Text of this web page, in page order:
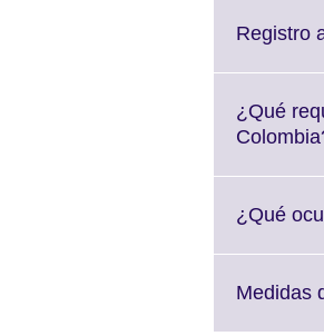
Registro
¿Qué
¿Qué
Medidas